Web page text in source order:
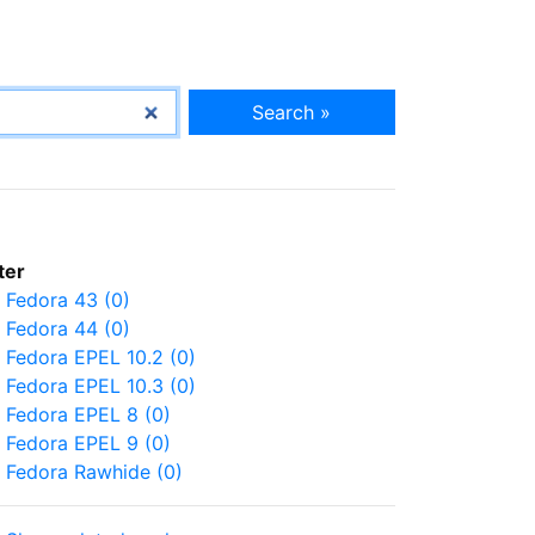
Search »
Fedora 43 (0)
Fedora 44 (0)
Fedora EPEL 10.2 (0)
Fedora EPEL 10.3 (0)
Fedora EPEL 8 (0)
Fedora EPEL 9 (0)
Fedora Rawhide (0)